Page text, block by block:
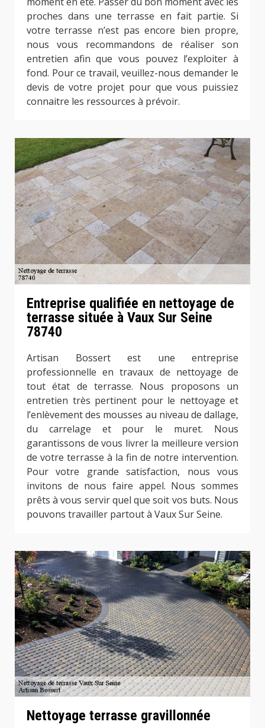
proches dans une terrasse en fait partie. Si
votre terrasse n’est pas encore bien propre,
nous vous recommandons de réaliser son
entretien afin que vous pouvez l’exploiter à
fond. Pour ce travail, veuillez-nous demander le
devis de votre projet pour que vous puissiez
connaitre les ressources à prévoir.
Entreprise qualifiée en nettoyage de
terrasse située à Vaux Sur Seine
78740
Artisan Bossert est une entreprise
professionnelle en travaux de nettoyage de
tout état de terrasse. Nous proposons un
entretien très pertinent pour le nettoyage et
l’enlèvement des mousses au niveau de dallage,
du carrelage et pour le muret. Nous
garantissons de vous livrer la meilleure version
de votre terrasse à la fin de notre intervention.
Pour votre grande satisfaction, nous vous
invitons de nous faire appel. Nous sommes
prêts à vous servir quel que soit vos buts. Nous
pouvons travailler partout à Vaux Sur Seine.
Nettoyage terrasse gravillonnée